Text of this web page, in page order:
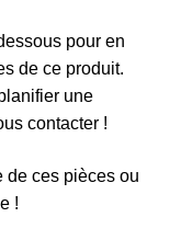
pour en
de ce produit.
une
contacter !
de ces pièces ou
!